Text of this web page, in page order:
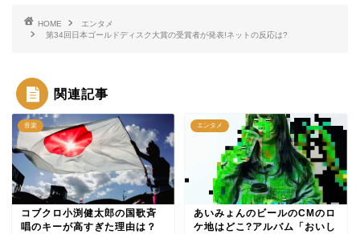
HOME
エンタメ
第34回日本ゴールドディスク大賞の受賞者が発表!ネットの反応は?
関連記事
音楽
コブクロ小渕健太郎の国歌斉
唱のキーが高すぎた理由は？
エンタメ
あいみょんのビールのCMのロ
ケ地はどこ?アルバム「おいし